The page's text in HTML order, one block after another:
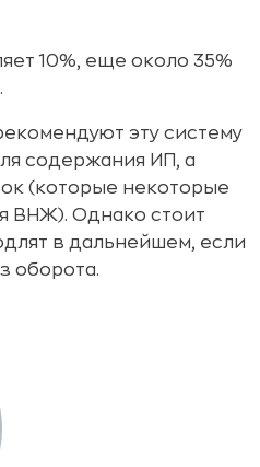
10%, еще около 35%
эту систему
содержания ИП, а
(которые некоторые
ВНЖ). Однако стоит
в дальнейшем, если
оборота.